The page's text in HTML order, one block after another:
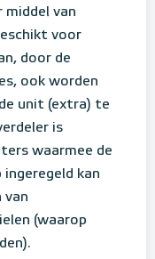
middel van
voor
door de
ook worden
unit (extra) te
is
waarmee de
kan
van
(waarop